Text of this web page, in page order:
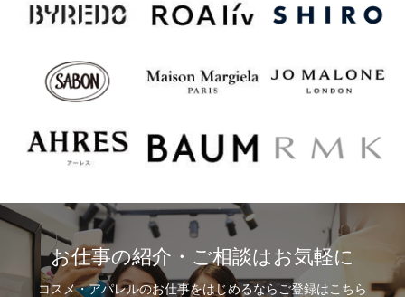
お仕事の紹介・ご相談はお気軽に
コスメ・アパレルのお仕事をはじめるならご登録はこちら